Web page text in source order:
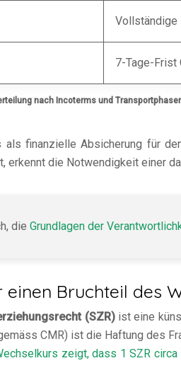
nach Incoterms und
Vollständige
7-Tage-Frist
finanzielle Absicherung für
die Notwendigkeit einer
die Grundlagen der
Bruchteil des
(SZR)ist eine
CMR) ist die Haftung des
zeigt, dass 1 SZR